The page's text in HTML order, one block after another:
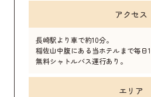
アクセス
長崎駅より車で約10分。
稲佐山中腹にある当ホテルまで毎日
無料シャトルバス運行あり。
エリア